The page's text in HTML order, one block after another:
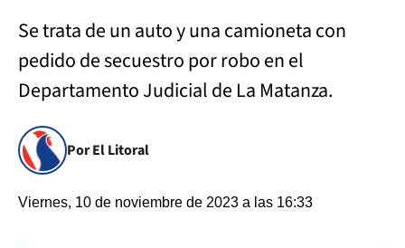
Se trata de un auto y una camioneta con
pedido de secuestro por robo en el
Departamento Judicial de La Matanza.
Por El Litoral
Viernes, 10 de noviembre de 2023 a las 16:33